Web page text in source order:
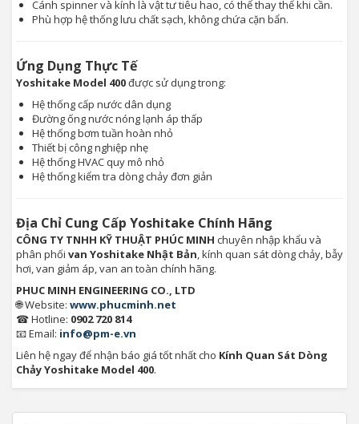
Cánh spinner và kính là vật tư tiêu hao, có thể thay thế khi cần.
Phù hợp hệ thống lưu chất sạch, không chứa cặn bẩn.
Ứng Dụng Thực Tế
Yoshitake Model 400được sử dụng trong:
Hệ thống cấp nước dân dụng
Đường ống nước nóng lạnh áp thấp
Hệ thống bơm tuần hoàn nhỏ
Thiết bị công nghiệp nhẹ
Hệ thống HVAC quy mô nhỏ
Hệ thống kiểm tra dòng chảy đơn giản
Địa Chỉ Cung Cấp Yoshitake Chính Hãng
CÔNG TY TNHH KỸ THUẬT PHÚC MINH chuyên nhập khẩu và
phân phối van Yoshitake Nhật Bản, kính quan sát dòng chảy, bẫy
hơi, van giảm áp, van an toàn chính hãng.
PHUC MINH ENGINEERING CO., LTD
🌐 Website: www.phucminh.net
☎ Hotline: 0902 720 814
📧 Email: info@pm-e.vn
Liên hệ ngay để nhận báo giá tốt nhất cho Kính Quan Sát Dòng
Chảy Yoshitake Model 400.